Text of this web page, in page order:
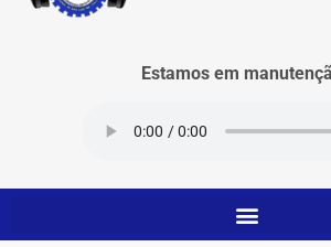
Estamos em